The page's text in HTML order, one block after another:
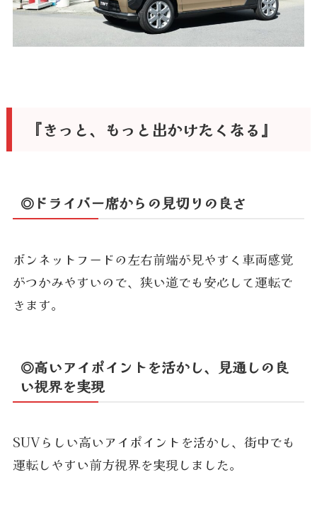
『きっと、もっと出かけたくなる』
◎ドライバー席からの見切りの良さ
ボンネットフードの左右前端が見やすく車両感覚
がつかみやすいので、狭い道でも安心して運転で
きます。
◎高いアイポイントを活かし、見通しの良
い視界を実現
SUVらしい高いアイポイントを活かし、街中でも
運転しやすい前方視界を実現しました。